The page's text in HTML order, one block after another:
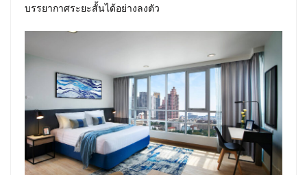
บรรยากาศระยะสั้นได้อย่างลงตัว